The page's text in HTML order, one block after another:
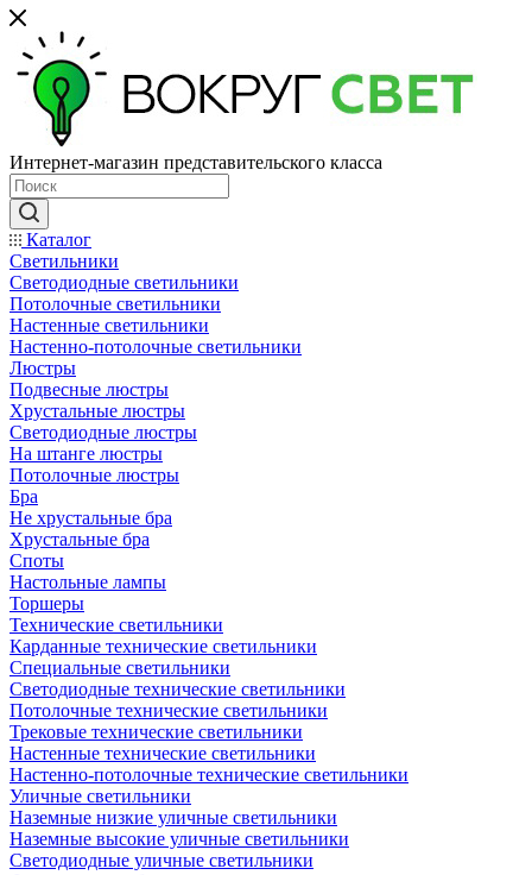
Интернет-магазин представительского класса
Каталог
Светильники
Светодиодные светильники
Потолочные светильники
Настенные светильники
Настенно-потолочные светильники
Люстры
Подвесные люстры
Хрустальные люстры
Светодиодные люстры
На штанге люстры
Потолочные люстры
Бра
Не хрустальные бра
Хрустальные бра
Споты
Настольные лампы
Торшеры
Технические светильники
Карданные технические светильники
Специальные светильники
Светодиодные технические светильники
Потолочные технические светильники
Трековые технические светильники
Настенные технические светильники
Настенно-потолочные технические светильники
Уличные светильники
Наземные низкие уличные светильники
Наземные высокие уличные светильники
Светодиодные уличные светильники